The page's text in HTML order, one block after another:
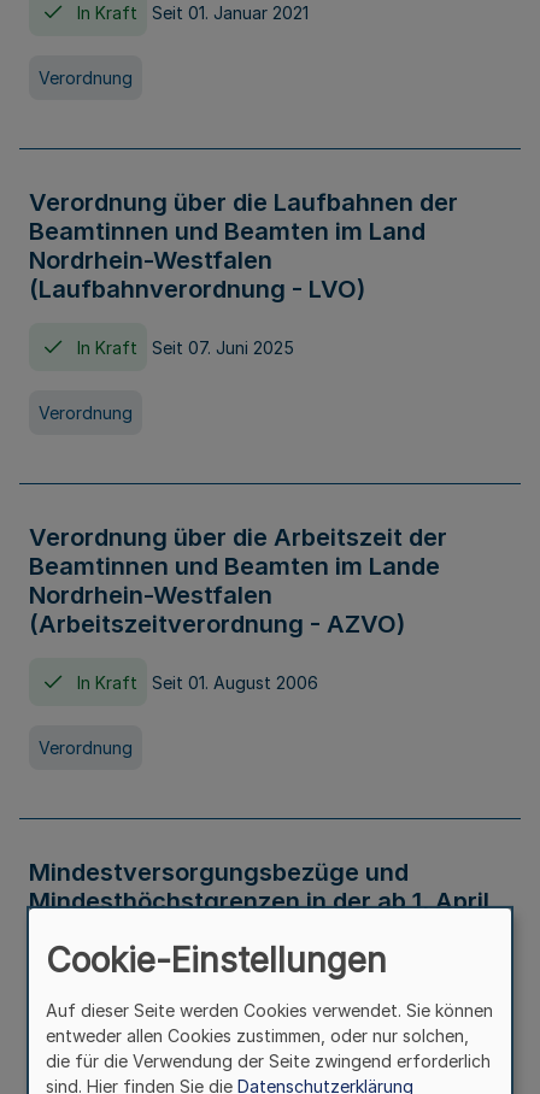
In Kraft Seit 01. Januar 2021
Verordnung
Verordnung über die Laufbahnen der
Beamtinnen und Beamten im Land
Nordrhein-Westfalen
(Laufbahnverordnung - LVO)
In Kraft Seit 07. Juni 2025
Verordnung
Verordnung über die Arbeitszeit der
Beamtinnen und Beamten im Lande
Nordrhein-Westfalen
(Arbeitszeitverordnung - AZVO)
In Kraft Seit 01. August 2006
Verordnung
Mindestversorgungsbezüge und
Mindesthöchstgrenzen in der ab 1. April
Verwaltungsvorschrift
Cookie-Einstellungen
Auf dieser Seite werden Cookies verwendet. Sie können
entweder allen Cookies zustimmen, oder nur solchen,
die für die Verwendung der Seite zwingend erforderlich
sind. Hier finden Sie die Datenschutzerklärung